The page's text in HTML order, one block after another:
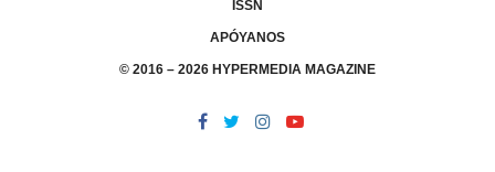
ISSN
APÓYANOS
© 2016 – 2026 HYPERMEDIA MAGAZINE